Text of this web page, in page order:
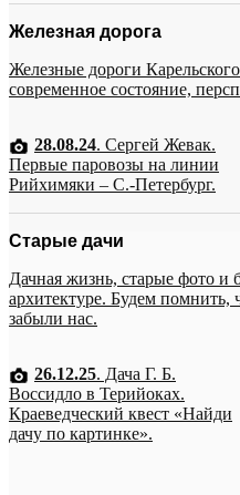
Железная дорога
Железные дороги
современное состояние,
28.08.24. Сергей Жевак.
Первые паровозы на линии
Рийхимяки – С.-Петербург.
Старые дачи
Дачная жизнь, старые фото и
архитектуре. Будем
забыли нас.
26.12.25. Дача Г. Б.
Воссидло в Терийоках.
Краеведческий квест «Найди
дачу по картинке».